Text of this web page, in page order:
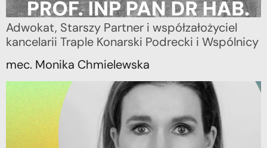
Adwokat, Starszy Partner i współzałożyciel
kancelarii Traple Konarski Podrecki i Wspólnicy
mec. Monika Chmielewska